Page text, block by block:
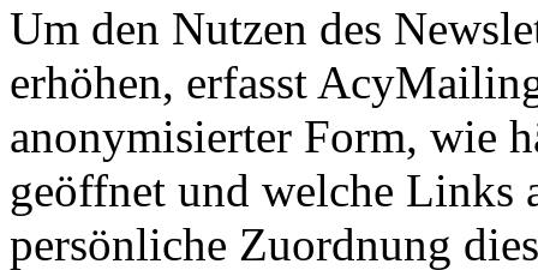
Um den Nutzen des
erhöhen, erfasst
anonymisierter Form, wie
geöffnet und welche Links
persönliche Zuordnung